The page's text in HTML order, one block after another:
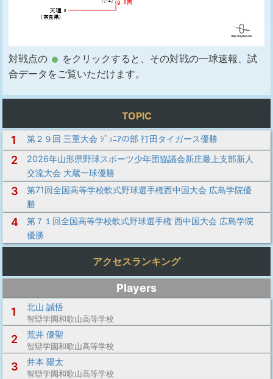
対戦点の
をクリックすると、その対戦の一球速報、試
合データをご覧いただけます。
TOPIC
1 第２９回 三重大会 ｼﾞｭﾆｱの部 打田タイガース優勝
2
2026年山形県野球スポーツ少年団協議会新庄最上支部新人
交流大会 大蔵一球優勝
3
第71回全国高等学校軟式野球選手権西中国大会 広島学院優
勝
4
第７１回全国高等学校軟式野球選手権 西中国大会 広島学院
優勝
アクセスランキング
Players
1
北山 誠悟
智辯学園和歌山高等学校
2 荒井 優聖
智辯学園和歌山高等学校
3 井本 陽太
智辯学園和歌山高等学校